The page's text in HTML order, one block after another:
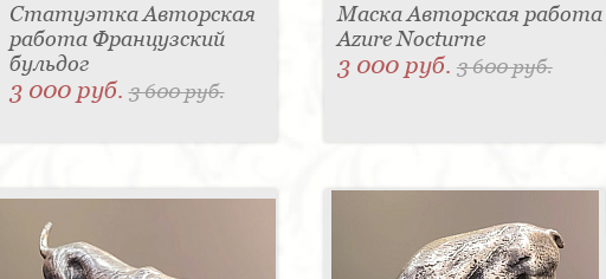
Статуэтка Авторская
работа Французский
бульдог
3 000 руб.3 600 руб.
Маска Авторская работа
Azure Nocturne
3 000 руб. 3 600 руб.